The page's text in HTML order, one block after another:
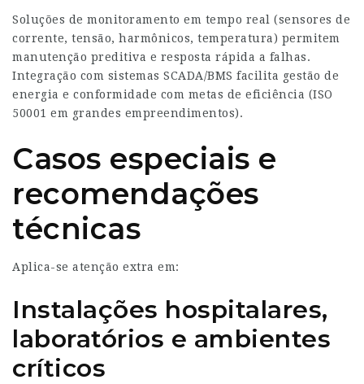
Soluções de monitoramento em tempo real (sensores de
corrente, tensão, harmônicos, temperatura) permitem
manutenção preditiva e resposta rápida a falhas.
Integração com sistemas SCADA/BMS facilita gestão de
energia e conformidade com metas de eficiência (ISO
50001 em grandes empreendimentos).
Casos especiais e
recomendações
técnicas
Aplica-se atenção extra em:
Instalações hospitalares,
laboratórios e ambientes
críticos